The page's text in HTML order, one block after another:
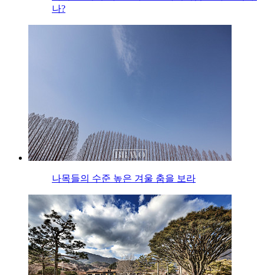
나?
나목들의 수준 높은 겨울 춤을 보라